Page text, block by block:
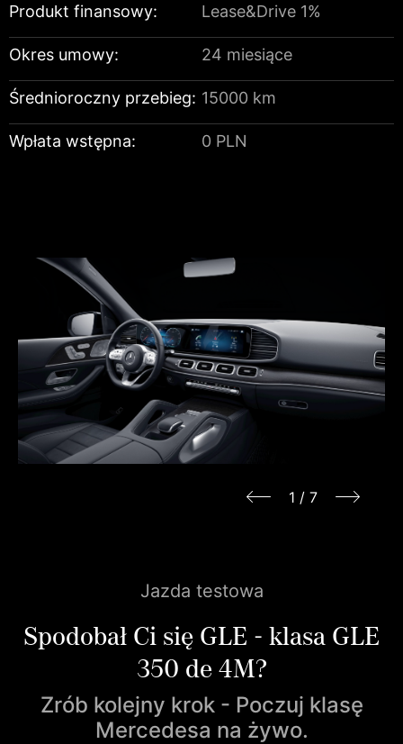
Produkt finansowy: Lease&Drive 1%
Okres umowy: 24 miesiące
Średnioroczny przebieg: 15000 km
Wpłata wstępna: 0 PLN
1 / 7
Jazda testowa
Spodobał Ci się GLE - klasa GLE
350 de 4M?
Zrób kolejny krok - Poczuj klasę
Mercedesa na żywo.